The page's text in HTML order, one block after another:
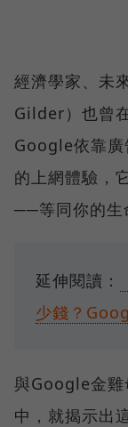
經濟學家、未
Gilder）也曾
Google依靠廣
的上網體驗，
──等同你的生
延伸閱讀：
少錢？
與Google金雞
中，就揭示出